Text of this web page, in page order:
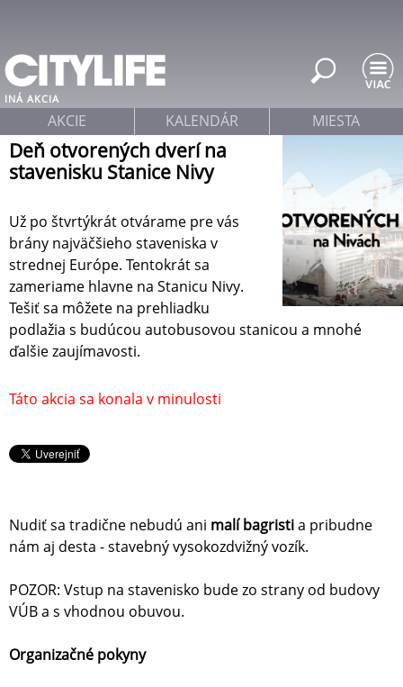
INÁ AKCIA
Deň otvorených dverí na
stavenisku Stanice Nivy
Už po štvrtýkrát otvárame pre vás
brány najväčšieho staveniska v
strednej Európe. Tentokrát sa
zameriame hlavne na Stanicu Nivy.
Tešiť sa môžete na prehliadku
podlažia s budúcou autobusovou stanicou a mnohé
ďalšie zaujímavosti.
Táto akcia sa konala v minulosti
Nudiť sa tradične nebudú ani malí bagristia pribudne
nám aj desta - stavebný vysokozdvižný vozík.
POZOR: Vstup na stavenisko bude zo strany od budovy
VÚB a s vhodnou obuvou.
Organizačné pokyny
AKCIE KALENDÁR MIESTA